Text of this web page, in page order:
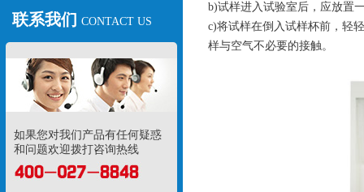
联系我们 CONTACT US
如果您对我们产品有任何疑惑
和问题欢迎拨打咨询热线
b)试样进入试验室后，应放置
c)将试样在倒入试样杯前，轻
样与空气不必要的接触。